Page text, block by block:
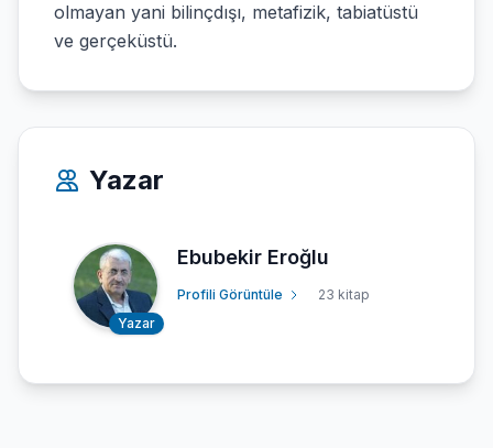
olmayan yani bilinçdışı, metafizik, tabiatüstü
ve gerçeküstü.
Yazar
Yazar
Ebubekir Eroğlu
Profili Görüntüle 23 kitap